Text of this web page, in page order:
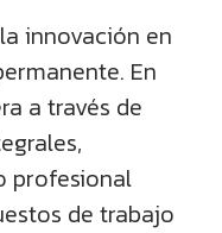
innovación en
En
a través de
profesional
de trabajo